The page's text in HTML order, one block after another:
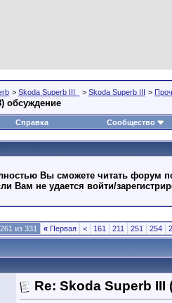
> Skoda Superb III_ > Skoda Superb III >
обсуждение
Справка Сообщество
Вы сможете читать форум
Вам не удается войти/
из 331 « Первая < 161 211 251 254
Re: Skoda Superb III